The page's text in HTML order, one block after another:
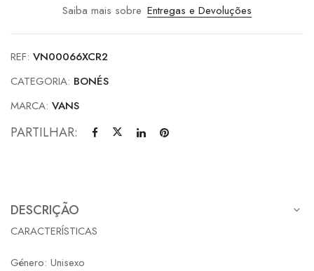
Saiba mais sobre Entregas e Devoluções
REF: VN00066XCR2
CATEGORIA: BONÉS
MARCA: VANS
PARTILHAR:
DESCRIÇÃO
CARACTERÍSTICAS
Género: Unisexo